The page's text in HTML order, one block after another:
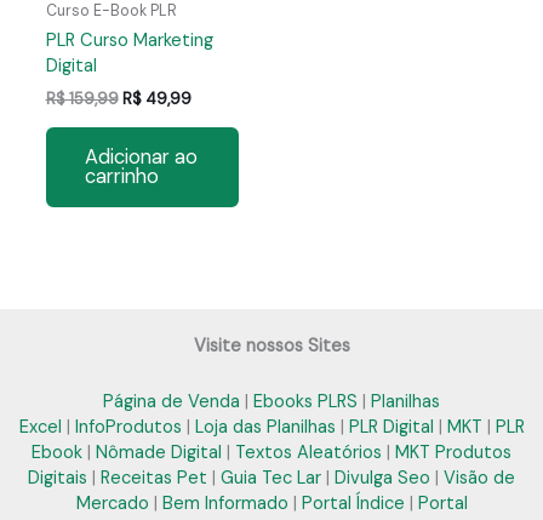
Curso E-Book PLR
PLR Curso Marketing
Digital
R$159,99 O
era:
R$ 159,99.
R$49,99O
é:
Adicionar ao
carrinho
Visite nossos Sites
Página de Venda | Ebooks PLRS | Planilhas
Excel | InfoProdutos | Loja das Planilhas | PLR Digital | MKT | PLR
Ebook | Nômade Digital | Textos Aleatórios | MKT Produtos
Digitais | Receitas Pet | Guia Tec Lar | Divulga Seo | Visão de
Mercado | Bem Informado | Portal Índice | Portal